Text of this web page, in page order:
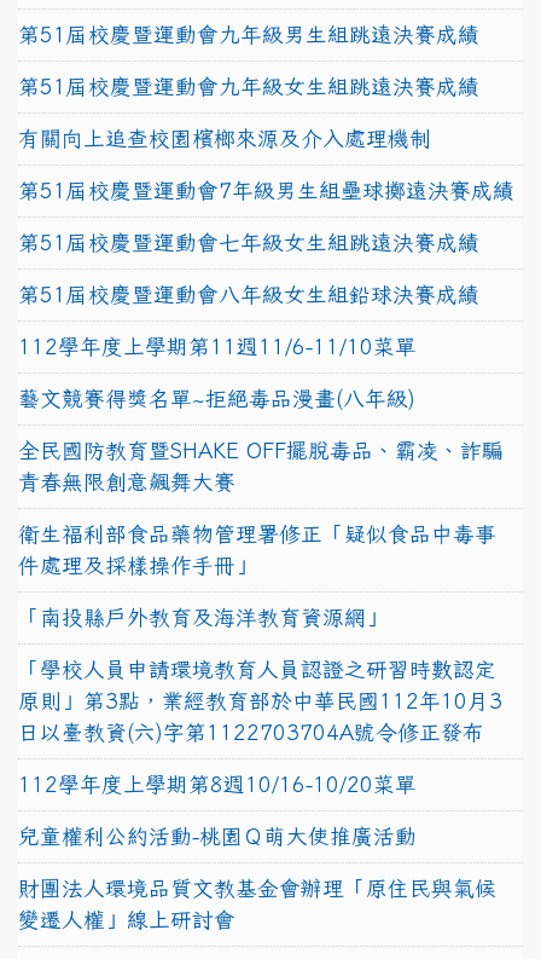
第51屆校慶暨運動會九年級男生組跳遠決賽成績
第51屆校慶暨運動會九年級女生組跳遠決賽成績
有關向上追查校園檳榔來源及介入處理機制
第51屆校慶暨運動會7年級男生組壘球擲遠決賽成績
第51屆校慶暨運動會七年級女生組跳遠決賽成績
第51屆校慶暨運動會八年級女生組鉛球決賽成績
112學年度上學期第11週11/6-11/10菜單
藝文競賽得獎名單~拒絕毒品漫畫(八年級)
全民國防教育暨SHAKE OFF擺脫毒品、霸凌、詐騙
青春無限創意飆舞大賽
衛生福利部食品藥物管理署修正「疑似食品中毒事
件處理及採樣操作手冊」
「南投縣戶外教育及海洋教育資源網」
「學校人員申請環境教育人員認證之研習時數認定
原則」第3點，業經教育部於中華民國112年10月3
日以臺教資(六)字第1122703704A號令修正發布
112學年度上學期第8週10/16-10/20菜單
兒童權利公約活動-桃園Ｑ萌大使推廣活動
財團法人環境品質文教基金會辦理「原住民與氣候
變遷人權」線上研討會